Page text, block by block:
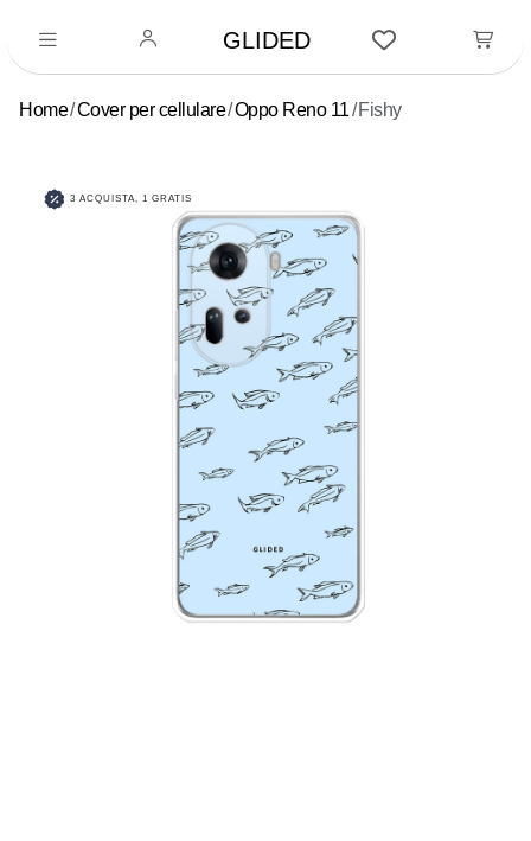
GLIDED
Home Cover per cellulare Oppo Reno 11 Fishy
3 ACQUISTA, 1 GRATIS